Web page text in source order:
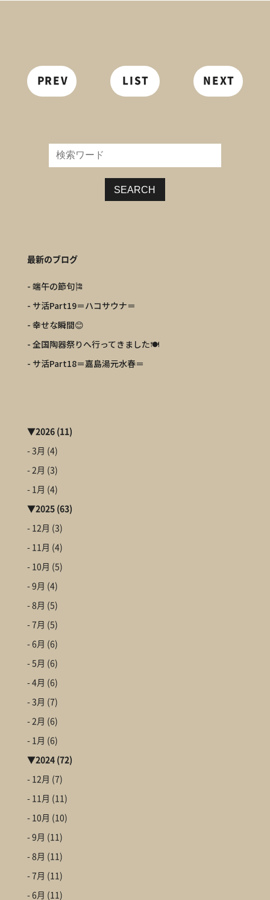
SEARCH
最新のブログ
- 端午の節句🎏
- サ活Part19＝ハコサウナ＝
- 幸せな瞬間😊
- 全国陶器祭りへ行ってきました🍽️
- サ活Part18＝嘉島湯元水春＝
▼2026(11)
- 3月 (4)
- 2月 (3)
- 1月 (4)
▼2025(63)
- 12月 (3)
- 11月 (4)
- 10月 (5)
- 9月 (4)
- 8月 (5)
- 7月 (5)
- 6月 (6)
- 5月 (6)
- 4月 (6)
- 3月 (7)
- 2月 (6)
- 1月 (6)
▼2024(72)
- 12月 (7)
- 11月 (11)
- 10月 (10)
- 9月 (11)
- 8月 (11)
- 7月 (11)
- 6月 (11)
PREV LIST NEXT